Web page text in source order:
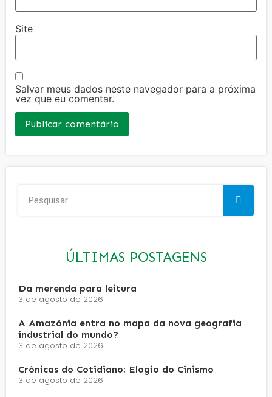
Site
Salvar meus dados neste navegador para a próxima
vez que eu comentar.
ÚLTIMAS POSTAGENS
Da merenda para leitura
3 de agosto de 2026
A Amazônia entra no mapa da nova geografia
industrial do mundo?
3 de agosto de 2026
Crônicas do Cotidiano: Elogio do Cinismo
3 de agosto de 2026